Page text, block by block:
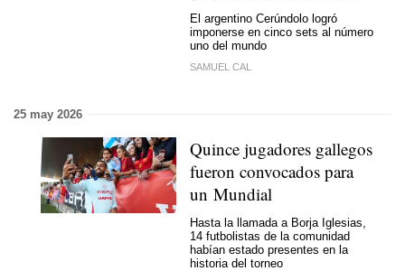
El argentino Cerúndolo logró
imponerse en cinco sets al número
uno del mundo
SAMUEL CAL
25 may 2026
Quince jugadores gallegos
fueron convocados para
un Mundial
Hasta la llamada a Borja Iglesias,
14 futbolistas de la comunidad
habían estado presentes en la
historia del torneo